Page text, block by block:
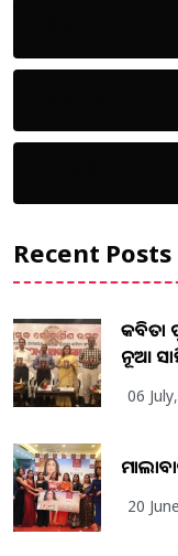
Recent Posts
କବିତା
ନୂଆ
06
20